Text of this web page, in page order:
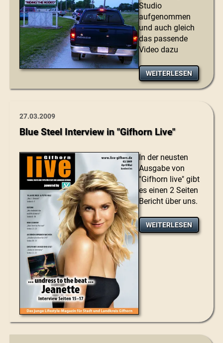
Studio
aufgenommen
und auch gleich
das passende
Video dazu
WEITERLESEN
27.03.2009
Blue Steel Interview in "Gifhorn Live"
In der neusten
Ausgabe von
"Gifhorn live" gibt
es einen 2 Seiten
Bericht über uns.
WEITERLESEN